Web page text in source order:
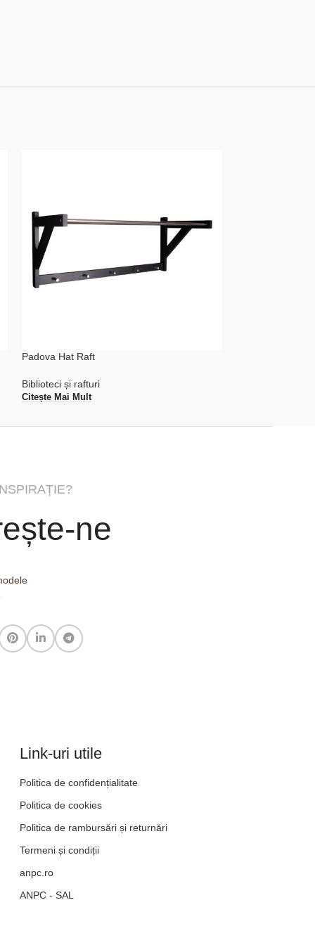
Padova Hat Raft
Biblioteci și rafturi
Citește Mai Mult
ne
Link-uri utile
Politica de confidențialitate
Politica de cookies
Politica de rambursări și returnări
Termeni și condiții
anpc.ro
ANPC - SAL